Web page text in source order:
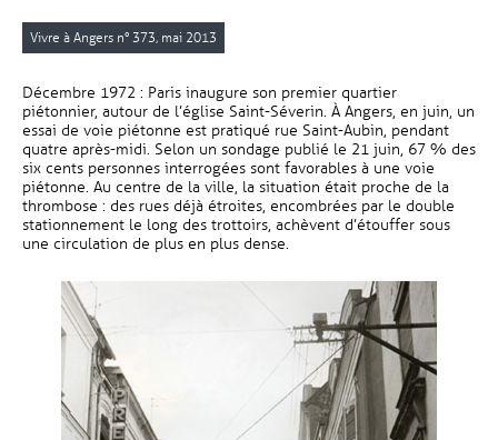
Vivre à Angers n° 373, mai 2013
Décembre 1972 : Paris inaugure son premier quartier
piétonnier, autour de l’église Saint-Séverin. À Angers, en juin, un
essai de voie piétonne est pratiqué rue Saint-Aubin, pendant
quatre après-midi. Selon un sondage publié le 21 juin, 67 % des
six cents personnes interrogées sont favorables à une voie
piétonne. Au centre de la ville, la situation était proche de la
thrombose : des rues déjà étroites, encombrées par le double
stationnement le long des trottoirs, achèvent d’étouffer sous
une circulation de plus en plus dense.